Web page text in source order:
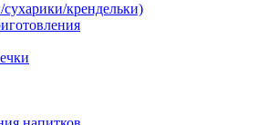
крендельки)